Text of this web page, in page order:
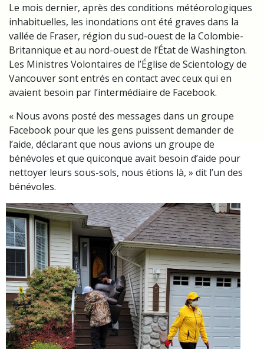
Le mois dernier, après des conditions météorologiques
inhabituelles, les inondations ont été graves dans la
vallée de Fraser, région du sud-ouest de la Colombie-
Britannique et au nord-ouest de l’État de Washington.
Les Ministres Volontaires de l’Église de Scientology de
Vancouver sont entrés en contact avec ceux qui en
avaient besoin par l’intermédiaire de Facebook.
« Nous avons posté des messages dans un groupe
Facebook pour que les gens puissent demander de
l’aide, déclarant que nous avions un groupe de
bénévoles et que quiconque avait besoin d’aide pour
nettoyer leurs sous-sols, nous étions là, » dit l’un des
bénévoles.